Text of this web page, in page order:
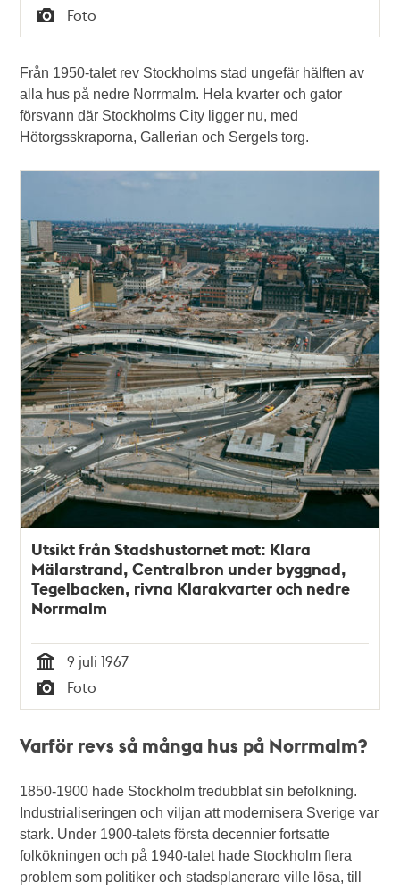
Tid
Typ
Foto
Från 1950-talet rev Stockholms stad ungefär hälften av
alla hus på nedre Norrmalm. Hela kvarter och gator
försvann där Stockholms City ligger nu, med
Hötorgsskraporna, Gallerian och Sergels torg.
Utsikt från Stadshustornet mot: Klara
Mälarstrand, Centralbron under byggnad,
Tegelbacken, rivna Klarakvarter och nedre
Norrmalm
Tid
9 juli 1967
Typ
Foto
Varför revs så många hus på Norrmalm?
1850-1900 hade Stockholm tredubblat sin befolkning.
Industrialiseringen och viljan att modernisera Sverige var
stark. Under 1900-talets första decennier fortsatte
folkökningen och på 1940-talet hade Stockholm flera
problem som politiker och stadsplanerare ville lösa, till